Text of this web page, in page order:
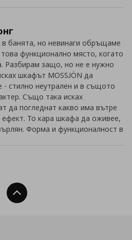
банята, но невинаги обръщаме
функционално място, когато
Разбирам защо, но не е нужно
шкафът MOSSJÖN да
- стилно неутрален и в същото
Също така исках
да погледнат какво има вътре
То кара шкафа да оживее,
Форма и функционалност в
Нагоре